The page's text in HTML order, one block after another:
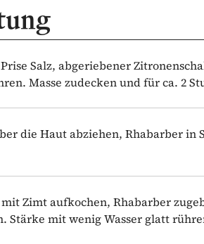
Salz, abgeriebener
Masse zudecken und für ca. 2
die Haut abziehen, Rhabarber
Zimt aufkochen, Rhabarber
Stärke mit wenig Wasser glatt